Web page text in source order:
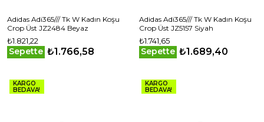
Adidas Adi365/// Tk W Kadın Koşu
Crop Üst JZ2484 Beyaz
₺1.821,22
Sepette ₺1.766,58
Adidas Adi365/// Tk W Kadın Koşu
Crop Üst JZ5157 Siyah
₺1.741,65
Sepette ₺1.689,40
KARGO
BEDAVA!
KARGO
BEDAVA!